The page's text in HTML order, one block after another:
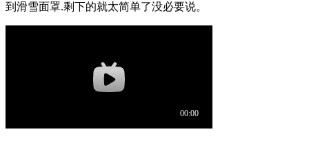
到滑雪面罩.剩下的就太简单了没必要说。